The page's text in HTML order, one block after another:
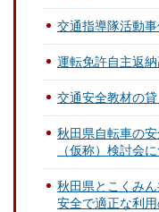
交通指導隊活動
運転免許自主返
交通安全教材の
秋田県自転車の
（仮称）検討会
秋田県とこくみ
安全で適正な利